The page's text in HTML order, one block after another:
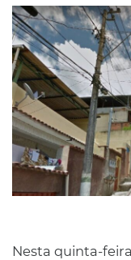
Nesta quinta-feira